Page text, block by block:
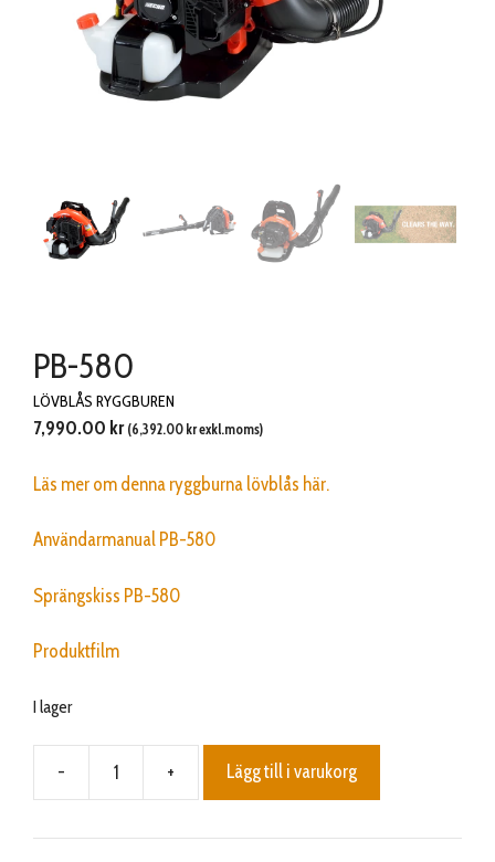
PB-580
LÖVBLÅS RYGGBUREN
7,990.00 kr (6,392.00 krexkl.moms)
Läs mer om denna ryggburna lövblås här.
Användarmanual PB-580
Sprängskiss PB-580
Produktfilm
I lager
-
mängd
+ Lägg till i varukorg